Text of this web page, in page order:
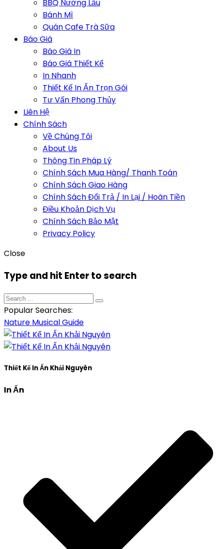
BBQ Nướng Lẩu
Bánh Mì
Quán Cafe Trà Sữa
Báo Giá
Báo Giá In
Báo Giá Thiết Kế
In Nhanh
Thiết Kế In Ấn Trọn Gói
Tư Vấn Phong Thủy
Liên Hệ
Chính Sách
Về Chúng Tôi
About Us
Thông Tin Pháp Lý
Chính Sách Mua Hàng/ Thanh Toán
Chính Sách Giao Hàng
Chính Sách Đổi Trả / In Lại / Hoàn Tiền
Điều Khoản Dịch Vụ
Chính Sách Bảo Mật
Privacy Policy
Close
Type and hit Enter to search
Popular Searches:
Nature MusicalGuide
Thiết Kế In Ấn Khải Nguyên
In Ấn